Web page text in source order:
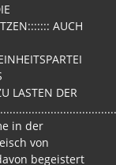
AUCH
LASTEN DER
in der
von
begeistert
Tieres, wie es